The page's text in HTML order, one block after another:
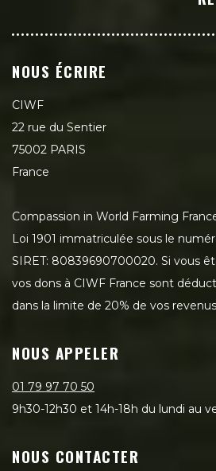
NOUS ÉCRIRE
CIWF
22 rue du Sentier
75002 PARIS
France
Compassion in World Farming
Loi 1901 immatriculée sous le
SIRET: 80839690700020. Si vous
vos dons à CIWF France sont
dans la limite de 20% de vos
NOUS APPELER
01 79 97 70 50
9h30-12h30 et 14h-18h du lundi au
NOUS CONTACTER